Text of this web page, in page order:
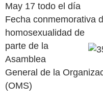
May 17 todo el día
Fecha conmemorativa
homosexualidad de
parte de la
Asamblea
General de la
(OMS)